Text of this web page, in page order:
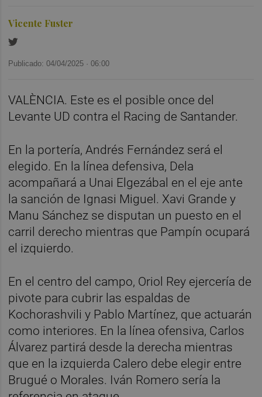
Vicente Fuster
Publicado: 04/04/2025 ·06:00
VALÈNCIA. Este es el posible once del
Levante UD contra el Racing de Santander.
En la portería, Andrés Fernández será el
elegido. En la línea defensiva, Dela
acompañará a Unai Elgezábal en el eje ante
la sanción de Ignasi Miguel. Xavi Grande y
Manu Sánchez se disputan un puesto en el
carril derecho mientras que Pampín ocupará
el izquierdo.
En el centro del campo, Oriol Rey ejercería de
pivote para cubrir las espaldas de
Kochorashvili y Pablo Martínez, que actuarán
como interiores. En la línea ofensiva, Carlos
Álvarez partirá desde la derecha mientras
que en la izquierda Calero debe elegir entre
Brugué o Morales. Iván Romero sería la